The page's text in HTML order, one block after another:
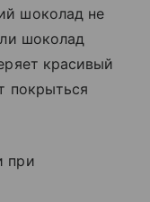
шоколад не
шоколад
красивый
покрыться
при